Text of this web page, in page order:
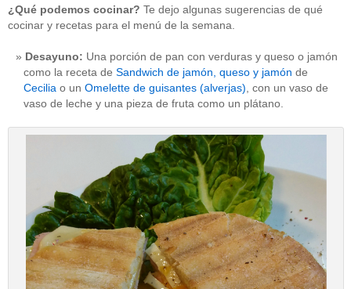
¿Qué podemos cocinar? Te dejo algunas sugerencias de qué
cocinar y recetas para el menú de la semana.
Desayuno: Una porción de pan con verduras y queso o jamón
como la receta de Sandwich de jamón, queso y jamón de
Cecilia o un Omelette de guisantes (alverjas), con un vaso de
vaso de leche y una pieza de fruta como un plátano.